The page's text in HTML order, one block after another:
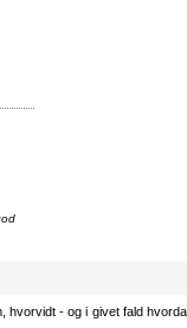
hvorvidt - og i givet fald